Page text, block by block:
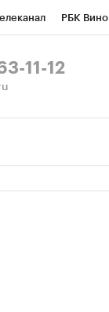
РБК Вино
11-12